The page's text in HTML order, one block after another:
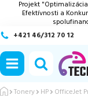
Projekt
Efektívnosti a
+421 46/312 70 12
Tonery HP OfficeJet